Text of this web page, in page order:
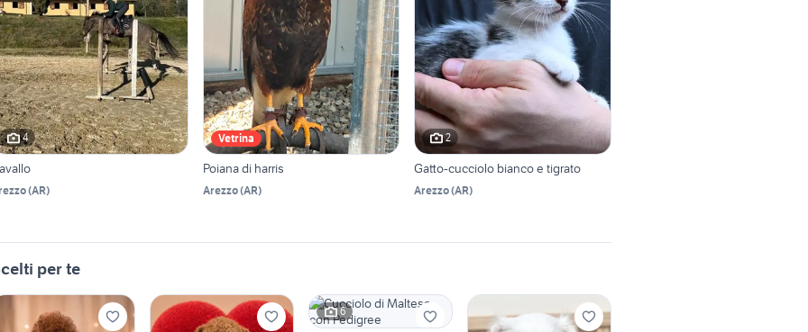
4
(AR)
Vetrina
Poiana di harris
Arezzo(AR)
2
Gatto-cucciolo bianco e tigrato
Arezzo(AR)
per te
6